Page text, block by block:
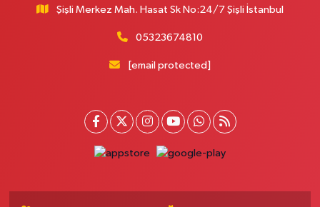
Kağıthane Sağlık Eczanesi
Nurtepe Mahallesi, Şehit Mustafa Burcu Caddesi No:27 A Kağıthane
Yol Tarifi Al
Yeni Mahallesi, 7053 Sokak No:23 B Silivri İstanbul
Şişli Merkez Mah. Hasat Sk No:24/7 Şişli İstanbul
05323674810
[email protected]